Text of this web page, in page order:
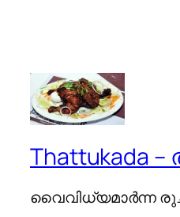
Thattukada
വൈവിധ്യമാര്‍ന്ന